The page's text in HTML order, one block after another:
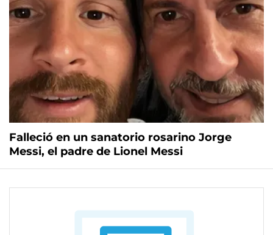
Falleció en un sanatorio rosarino Jorge
Messi, el padre de Lionel Messi